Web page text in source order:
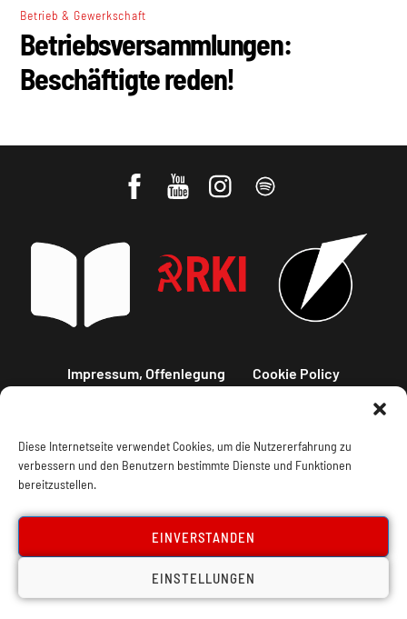
Diese Internetseite verwendet Cookies, um die Nutzererfahrung zu
verbessern und den Benutzern bestimmte Dienste und Funktionen
bereitzustellen.
EINVERSTANDEN
EINSTELLUNGEN
Betrieb & Gewerkschaft
Betriebsversammlungen:
Beschäftigte reden!
Impressum, Offenlegung Cookie Policy